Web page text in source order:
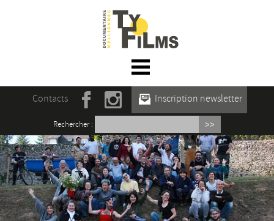
☰ Menu
Accueil
Actualités
L’association
Rencontres du film documentaire de
Mellionnec
Projections
Contacts Inscription newsletter
Rechercher :